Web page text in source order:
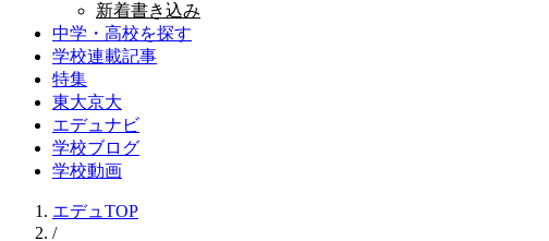
新着書き込み
中学・高校を探す
学校連載記事
特集
東大京大
エデュナビ
学校ブログ
学校動画
エデュTOP
/